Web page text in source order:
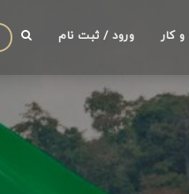
کار ورود / ثبت نام